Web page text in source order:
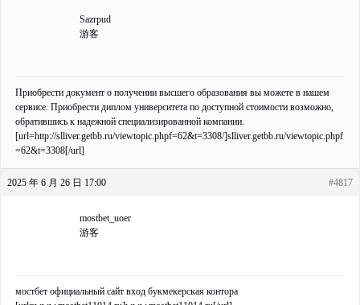
Sazrpud
游客
Приобрести документ о получении высшего образования вы можете в нашем
сервисе. Приобрести диплом университета по доступной стоимости возможно,
обратившись к надежной специализированной компании.
[url=http://slliver.getbb.ru/viewtopic.phpf=62&t=3308/]slliver.getbb.ru/viewtopic.phpf
=62&t=3308[/url]
2025 年 6 月 26 日 17:00 #4817
mostbet_uoer
游客
мостбет официальный сайт вход букмекерская контора